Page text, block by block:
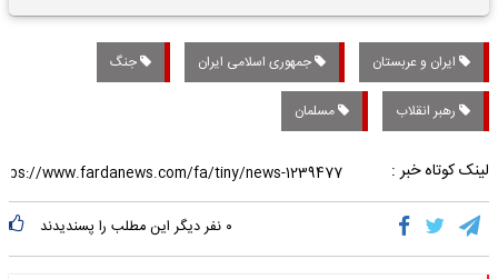
تاریخی واریز خواهد شد؟
ایران و عربستان جمهوری اسلامی ایران جنگ
رهبر انقلاب مسلمان
لینک کوتاه خبر :
۰ نفر دیگر این مطلب را پسندیدند